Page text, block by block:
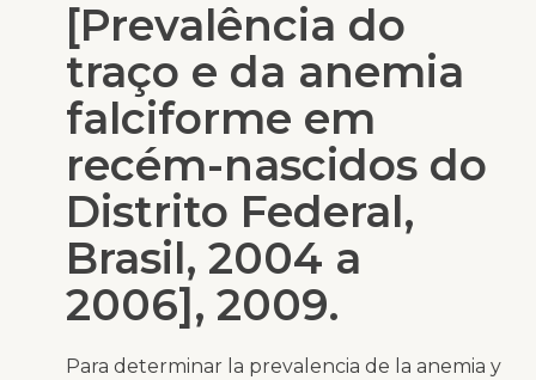
[Prevalência do
traço e da anemia
falciforme em
recém-nascidos do
Distrito Federal,
Brasil, 2004 a
2006], 2009.
Para determinar la prevalencia de la anemia y